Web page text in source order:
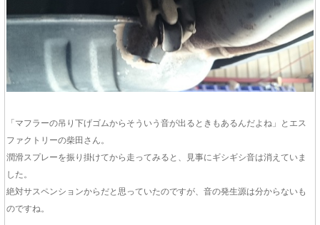
「マフラーの吊り下げゴムからそういう音が出るときもあるんだよね」とエス
ファクトリーの柴田さん。
潤滑スプレーを振り掛けてから走ってみると、見事にギシギシ音は消えていま
した。
絶対サスペンションからだと思っていたのですが、音の発生源は分からないも
のですね。